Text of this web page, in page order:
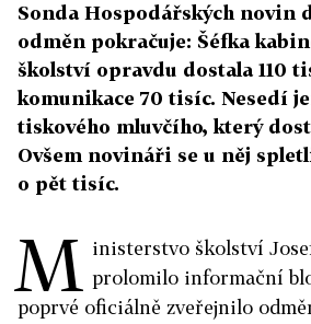
Sonda Hospodářských novin
odměn pokračuje: Šéfka
školství opravdu dostala 110
komunikace 70 tisíc. Nesedí
tiskového mluvčího, který
Ovšem novináři se u něj
o pět tisíc.
M inisterstvo školství
prolomilo informační
poprvé oficiálně zveřejnilo